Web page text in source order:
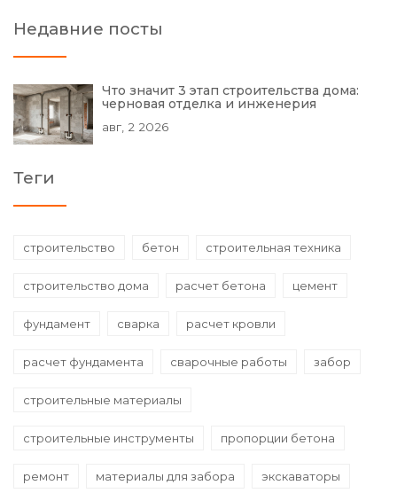
Недавние посты
Что значит 3 этап строительства дома:
черновая отделка и инженерия
авг, 2 2026
Теги
строительство бетон строительная техника
строительство дома расчет бетона цемент
фундамент сварка расчет кровли
расчет фундамента сварочные работы забор
строительные материалы
строительные инструменты пропорции бетона
ремонт материалы для забора экскаваторы